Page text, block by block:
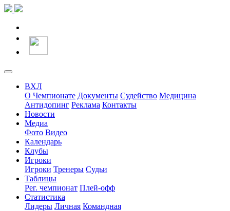
ВХЛ
О Чемпионате Документы Судейство Медицина
Антидопинг Реклама Контакты
Новости
Медиа
Фото Видео
Календарь
Клубы
Игроки
Игроки Тренеры Судьи
Таблицы
Рег. чемпионат Плей-офф
Статистика
Лидеры Личная Командная